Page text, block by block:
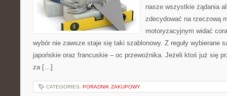
nasze wszystkie żądania
zdecydować na rzeczową
motoryzacyjnym widać
wybór nie zawsze staje się taki szablonowy. Z reguły wybierane
japońskie oraz francuskie – oc przewoźnika. Jeżeli ktoś już się
za […]
CATEGORIES: PORADNIK ZAKUPOWY